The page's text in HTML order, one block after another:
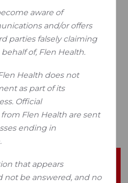
van lage tot
in verschillende maten en
afgestemd op de
op basis van
hoeveelheid product die
Flaminal
aware of
and/or offers
parties falsely claiming
of, Flen Health.
Health does not
as part of its
Official
Flen Health are sent
ending in
that appears
not be answered, and no